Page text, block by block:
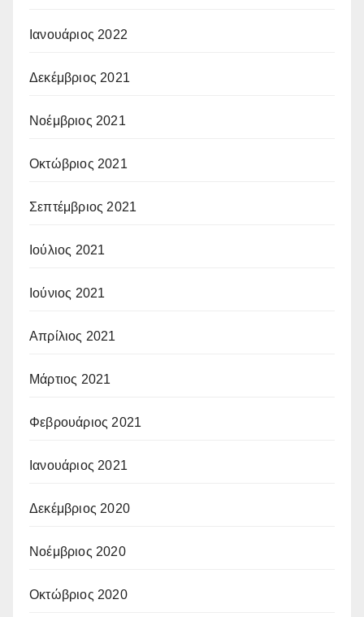
Ιανουάριος 2022
Δεκέμβριος 2021
Νοέμβριος 2021
Οκτώβριος 2021
Σεπτέμβριος 2021
Ιούλιος 2021
Ιούνιος 2021
Απρίλιος 2021
Μάρτιος 2021
Φεβρουάριος 2021
Ιανουάριος 2021
Δεκέμβριος 2020
Νοέμβριος 2020
Οκτώβριος 2020